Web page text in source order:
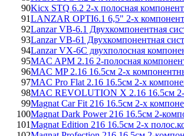
90Kicx STQ 6.2 2-x полосная
91LANZAR OPTI6.1 6,5" 2-х
92Lanzar VB-6.1 Двухкомпонентная
93Lanzar VB-61 Двухкомпонентная
94Lanzar VX-6C двухполосная
95MAC APM 2.16 2-полосная
96MAC MP 2.16 16.5см 2-х
97MAC Pro Flat 2.16 16.5см 2-х
98MAC REVOLUTION X 2.16 16.5см 2-
99Magnat Car Fit 216 16.5см 2-х
100Magnat Dark Power 216 16.5см 2-
101Magnat Edition 216 16.5см 2-х